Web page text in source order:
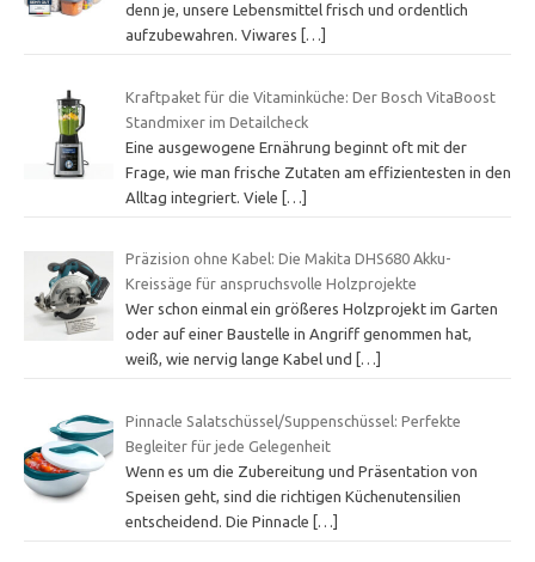
denn je, unsere Lebensmittel frisch und ordentlich
aufzubewahren. Viwares
[…]
Kraftpaket für die Vitaminküche: Der Bosch VitaBoost
Standmixer im Detailcheck
Eine ausgewogene Ernährung beginnt oft mit der
Frage, wie man frische Zutaten am effizientesten in den
Alltag integriert. Viele […]
Präzision ohne Kabel: Die Makita DHS680 Akku-
Kreissäge für anspruchsvolle Holzprojekte
Wer schon einmal ein größeres Holzprojekt im Garten
oder auf einer Baustelle in Angriff genommen hat,
weiß, wie nervig lange Kabel und
[…]
Pinnacle Salatschüssel/Suppenschüssel: Perfekte
Begleiter für jede Gelegenheit
Wenn es um die Zubereitung und Präsentation von
Speisen geht, sind die richtigen Küchenutensilien
entscheidend. Die Pinnacle […]